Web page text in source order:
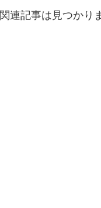
関連記事は見つかり